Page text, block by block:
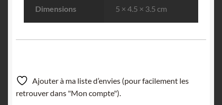
Dimensions 5 × 4.5 × 3.5 cm
Ajouter à ma liste d’envies (pour facilement les
retrouver dans "Mon compte").